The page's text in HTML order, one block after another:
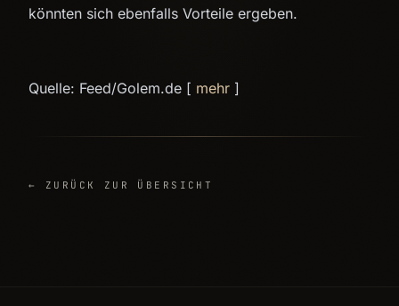
könnten sich ebenfalls Vorteile ergeben.
Quelle: Feed/Golem.de [ mehr ]
← ZURÜCK ZUR ÜBERSICHT